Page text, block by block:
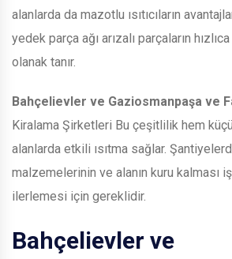
alanlarda da mazotlu ısıtıcıların
yedek parça ağı arızalı parçaların
olanak tanır.
Bahçelievler ve Gaziosmanpaşa ve
Kiralama Şirketleri Bu çeşitlilik hem
alanlarda etkili ısıtma sağlar.
malzemelerinin ve alanın kuru kalması
ilerlemesi için gereklidir.
Bahçelievler ve